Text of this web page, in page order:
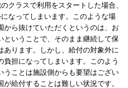
クラスで利用をスタートした場合、
なってしまいます。このような場
から抜けていただくというのは、お
ということで、そのまま継続して保
ります。しかし、給付の対象外に
負担になってしまいます。このよう
うことは施設側からも要望はござい
給付することは難しい状況です。